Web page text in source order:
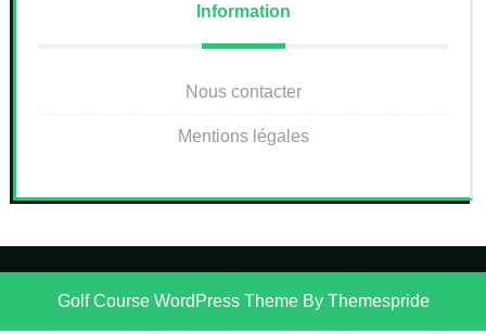
Information
Nous contacter
Mentions légales
Golf Course WordPress ThemeBy Themespride